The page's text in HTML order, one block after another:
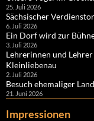
25. Juli 2026
Sächsischer
6. Juli 2026
Ein Dorf wird zur
3. Juli 2026
Lehrerinnen und
Kleinliebenau
2. Juli 2026
Besuch ehemaliger
21. Juni 2026
Impressionen